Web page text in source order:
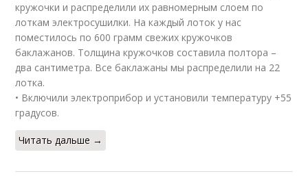
кружочки и распределили их равномерным слоем по
лоткам электросушилки. На каждый лоток у нас
поместилось по 600 грамм свежих кружочков
баклажанов. Толщина кружочков составила полтора –
два сантиметра. Все баклажаны мы распределили на 22
лотка.
• Включили электроприбор и установили температуру +55
градусов.
Читать дальше →